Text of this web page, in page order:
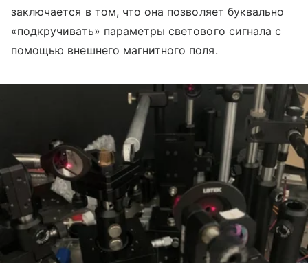
заключается в том, что она позволяет буквально
«подкручивать» параметры светового сигнала с
помощью внешнего магнитного поля.